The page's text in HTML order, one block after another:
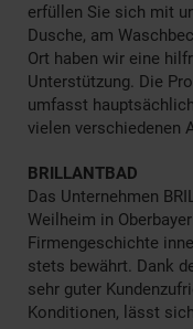
erfüllen Sie sich mit
Dusche, am
Ort haben wir eine
Unterstützung. Die
umfasst
vielen verschiedenen
BRILLANTBAD
Das Unternehmen
Weilheim in
Firmengeschichte
stets bewährt. Dank
sehr guter
Konditionen, lässt